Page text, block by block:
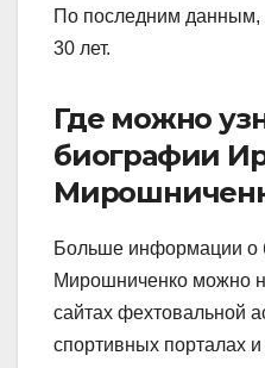
По последним
30 лет.
Где можно
биографии
Больше информации о
Мирошниченко можно
сайтах фехтовальной
спортивных порталах